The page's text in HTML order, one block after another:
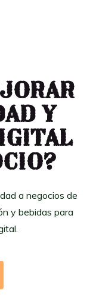
y
a negocios de
y bebidas para